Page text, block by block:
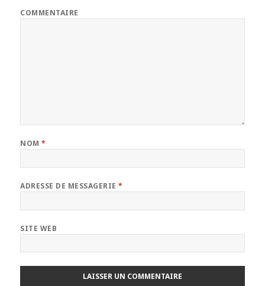
COMMENTAIRE
NOM*
ADRESSE DE MESSAGERIE*
SITE WEB